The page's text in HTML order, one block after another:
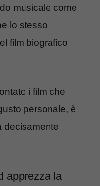
musicale come
lo stesso
film biografico
i film che
personale, è
decisamente
apprezza la